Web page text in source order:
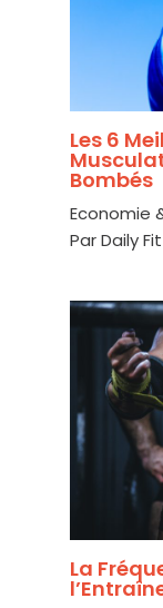
Les 6
Bombés
Economie
ParDaily Fit
La